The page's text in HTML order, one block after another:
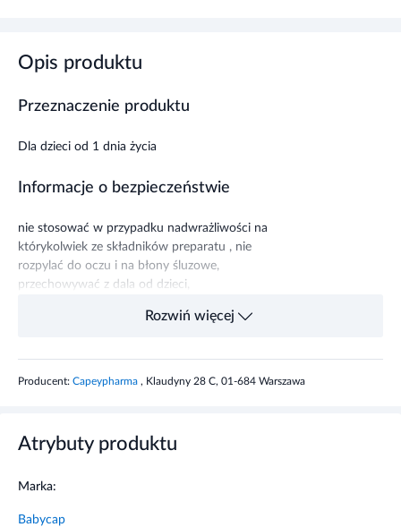
Opis produktu
Przeznaczenie produktu
Dla dzieci od 1 dnia życia
Informacje o bezpieczeństwie
nie stosować w przypadku nadwrażliwości na
którykolwiek ze składników preparatu , nie
rozpylać do oczu i na błony śluzowe,
przechowywać z dala od dzieci,
Rozwiń więcej
Producent: Capeypharma , Klaudyny 28 C, 01-684 Warszawa
Atrybuty produktu
Marka:
Babycap